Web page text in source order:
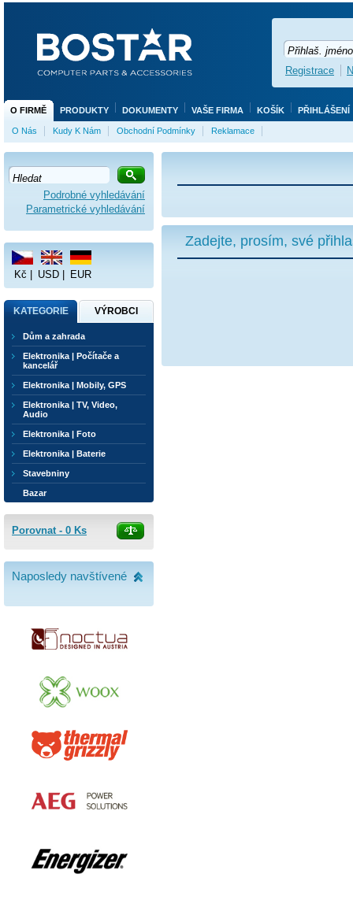
Zadejte, prosím, své
Podrobné vyhledávání
Parametrické vyhledávání
Kč USD EUR
KATEGORIE VÝROBCI
Dům a zahrada
Elektronika | Počítače a
kancelář
Elektronika | Mobily, GPS
Elektronika | TV, Video,
Audio
Elektronika | Foto
Elektronika | Baterie
Stavebniny
Bazar
Porovnat - 0 Ks
Naposledy navštívené
O FIRMĚ PRODUKTY DOKUMENTY VAŠE FIRMA KOŠÍK PŘIHLÁŠENÍ
O Nás Kudy K Nám Obchodní Podmínky Reklamace
Registrace